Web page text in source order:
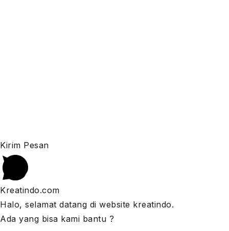
Kirim Pesan
Kreatindo.com
Halo, selamat datang di website kreatindo.
Ada yang bisa kami bantu ?